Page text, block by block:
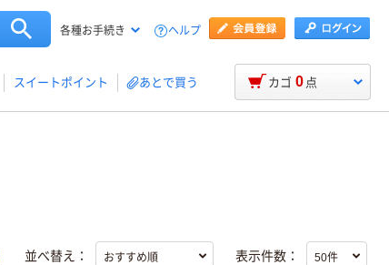
各種お手続き ヘルプ
スイートポイント あとで買う カゴ 0 点
並べ替え： 表示件数：